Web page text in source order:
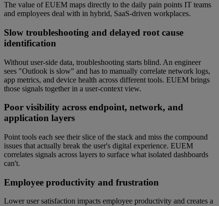
The value of EUEM maps directly to the daily pain points IT teams
and employees deal with in hybrid, SaaS-driven workplaces.
Slow troubleshooting and delayed root cause
identification
Without user-side data, troubleshooting starts blind. An engineer
sees "Outlook is slow" and has to manually correlate network logs,
app metrics, and device health across different tools. EUEM brings
those signals together in a user-context view.
Poor visibility across endpoint, network, and
application layers
Point tools each see their slice of the stack and miss the compound
issues that actually break the user's digital experience. EUEM
correlates signals across layers to surface what isolated dashboards
can't.
Employee productivity and frustration
Lower user satisfaction impacts employee productivity and creates a